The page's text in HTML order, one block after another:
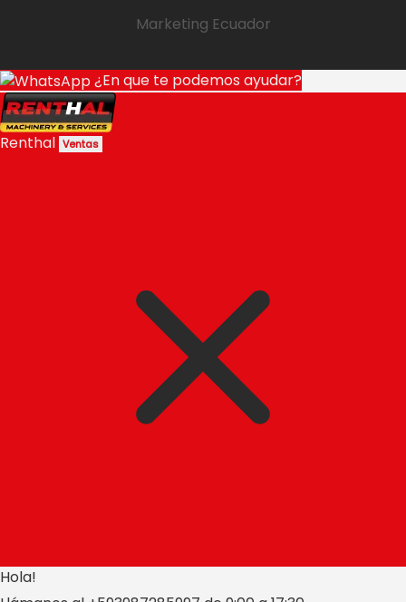
Marketing Ecuador
¿En que te podemos ayudar?
Renthal Ventas
Hola!